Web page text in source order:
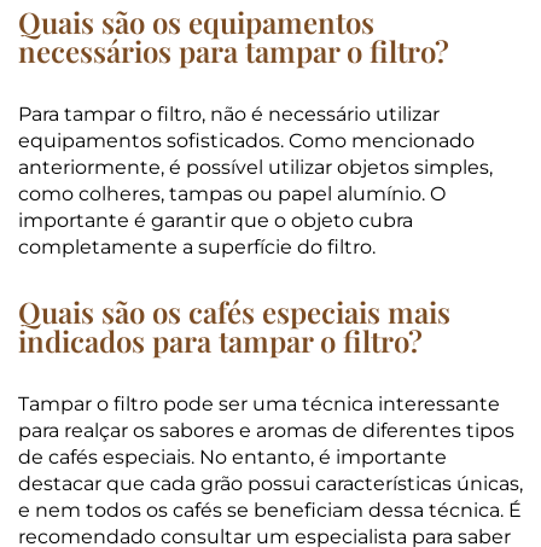
Quais são os equipamentos
necessários para tampar o filtro?
Para tampar o filtro, não é necessário utilizar
equipamentos sofisticados. Como mencionado
anteriormente, é possível utilizar objetos simples,
como colheres, tampas ou papel alumínio. O
importante é garantir que o objeto cubra
completamente a superfície do filtro.
Quais são os cafés especiais mais
indicados para tampar o filtro?
Tampar o filtro pode ser uma técnica interessante
para realçar os sabores e aromas de diferentes tipos
de cafés especiais. No entanto, é importante
destacar que cada grão possui características únicas,
e nem todos os cafés se beneficiam dessa técnica. É
recomendado consultar um especialista para saber